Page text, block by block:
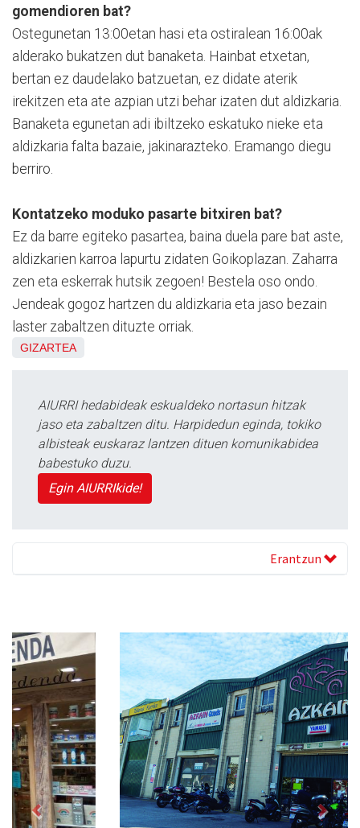
gomendioren bat?
Ostegunetan 13:00etan hasi eta ostiralean 16:00ak
alderako bukatzen dut banaketa. Hainbat etxetan,
bertan ez daudelako batzuetan, ez didate aterik
irekitzen eta ate azpian utzi behar izaten dut aldizkaria.
Banaketa egunetan adi ibiltzeko eskatuko nieke eta
aldizkaria falta bazaie, jakinarazteko. Eramango diegu
berriro.
Kontatzeko moduko pasarte bitxiren bat?
Ez da barre egiteko pasartea, baina duela pare bat aste,
aldizkarien karroa lapurtu zidaten Goikoplazan. Zaharra
zen eta eskerrak hutsik zegoen! Bestela oso ondo.
Jendeak gogoz hartzen du aldizkaria eta jaso bezain
laster zabaltzen dituzte orriak.
GIZARTEA
AIURRI hedabideak eskualdeko nortasun hitzak
jaso eta zabaltzen ditu. Harpidedun eginda, tokiko
albisteak euskaraz lantzen dituen komunikabidea
babestuko duzu.
Egin AIURRIkide!
Erantzun
Previous Next